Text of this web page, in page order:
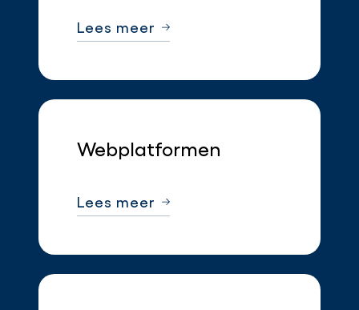
Lees meer
Webplatformen
Lees meer